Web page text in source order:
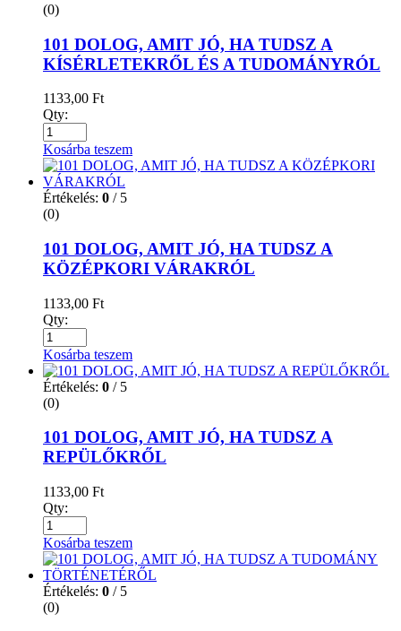
(0)
101 DOLOG, AMIT JÓ, HA TUDSZ A
KÍSÉRLETEKRŐL ÉS A TUDOMÁNYRÓL
1133,00 Ft
Qty:
Kosárba teszem
Értékelés: 0 / 5
(0)
101 DOLOG, AMIT JÓ, HA TUDSZ A
KÖZÉPKORI VÁRAKRÓL
1133,00 Ft
Qty:
Kosárba teszem
Értékelés: 0 / 5
(0)
101 DOLOG, AMIT JÓ, HA TUDSZ A
REPÜLŐKRŐL
1133,00 Ft
Qty:
Kosárba teszem
Értékelés: 0 / 5
(0)